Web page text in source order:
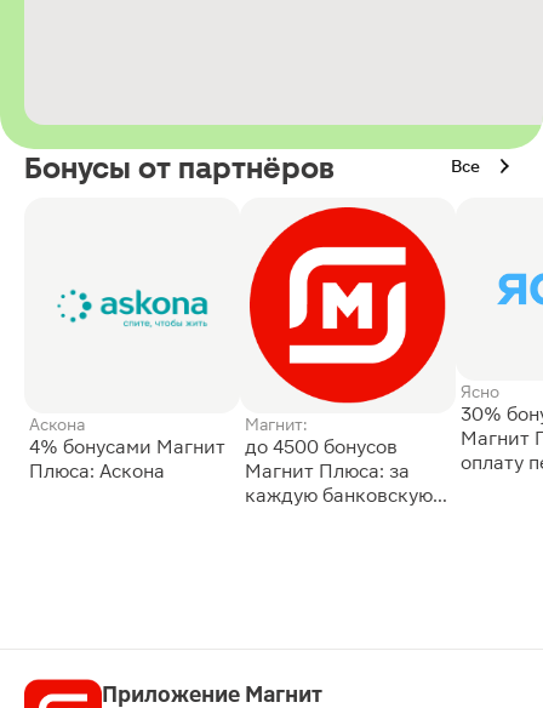
Бонусы от партнёров Все
Аскона
4% бонусами Магнит
Плюса: Аскона
Магнит:
до 4500 бонусов
Магнит Плюса: за
каждую банковскую
Ясно
30%
Магнит
оплату
Приложение Магнит